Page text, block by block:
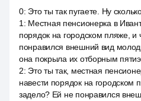
0: Это ты так пугаете. Ну
1 : Местная пенсионерка в
порядок на городском пляже, и
понравился внешний вид
она покрыла их отборным
2: Это ты так, местная
навести порядок на городском
задело? Ей не понравился